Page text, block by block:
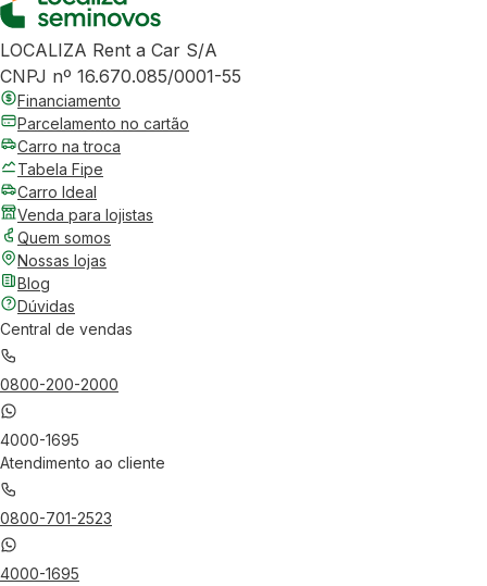
LOCALIZA Rent a Car S/A
CNPJ nº 16.670.085/0001-55
Financiamento
Parcelamento no cartão
Carro na troca
Tabela Fipe
Carro Ideal
Venda para lojistas
Quem somos
Nossas lojas
Blog
Dúvidas
Central de vendas
0800-200-2000
4000-1695
Atendimento ao cliente
0800-701-2523
4000-1695